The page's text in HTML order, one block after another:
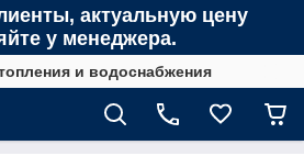
актуальную цену
у менеджера.
и водоснабжения